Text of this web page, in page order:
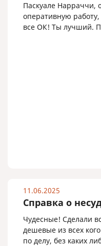
Паскуале Нарраччи,
оперативную
все ОК! Ты лучший.
11.06.2025
Справка о
Чудесные! Сделали
дешевые из всех
по делу, без каких